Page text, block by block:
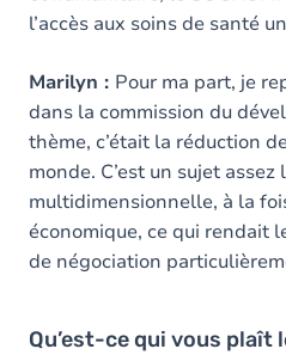
l’accès aux soins de santé
Marilyn : Pour ma part, je
dans la commission du
thème, c’était la réduction
monde. C’est un sujet
multidimensionnelle, à la
économique, ce qui rendait
de négociation
Qu’est-ce qui vous plaît